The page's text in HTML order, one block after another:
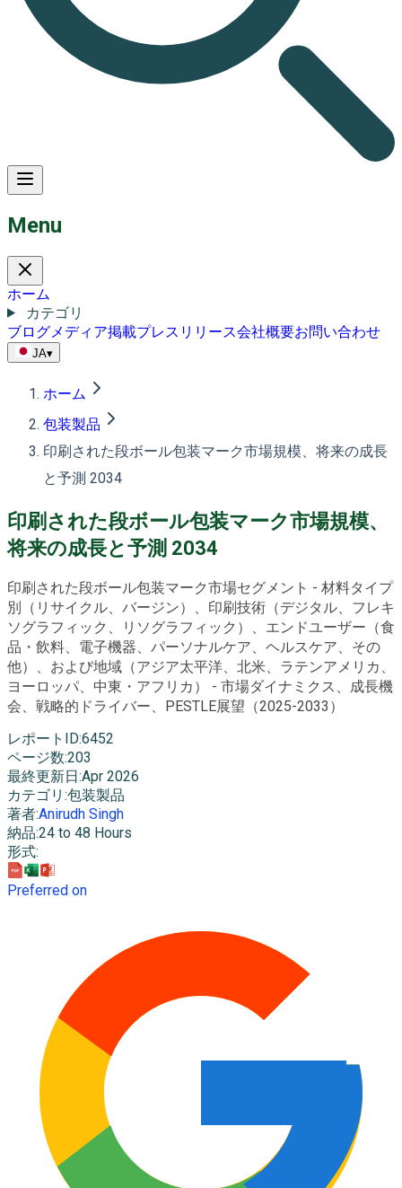
Menu
ホーム
カテゴリ
ブログメディア掲載プレスリリース会社概要お問い合わせ
JA▾
ホーム
包装製品
印刷された段ボール包装マーク市場規模、将来の成長
と予測 2034
印刷された段ボール包装マーク市場規模、
将来の成長と予測 2034
印刷された段ボール包装マーク市場セグメント - 材料タイプ
別（リサイクル、バージン）、印刷技術（デジタル、フレキ
ソグラフィック、リソグラフィック）、エンドユーザー（食
品・飲料、電子機器、パーソナルケア、ヘルスケア、その
他）、および地域（アジア太平洋、北米、ラテンアメリカ、
ヨーロッパ、中東・アフリカ） - 市場ダイナミクス、成長機
会、戦略的ドライバー、PESTLE展望（2025-2033）
レポートID:6452
ページ数:203
最終更新日 :Apr 2026
カテゴリ :包装製品
著者:Anirudh Singh
納品:24 to 48 Hours
形式:
Preferred on